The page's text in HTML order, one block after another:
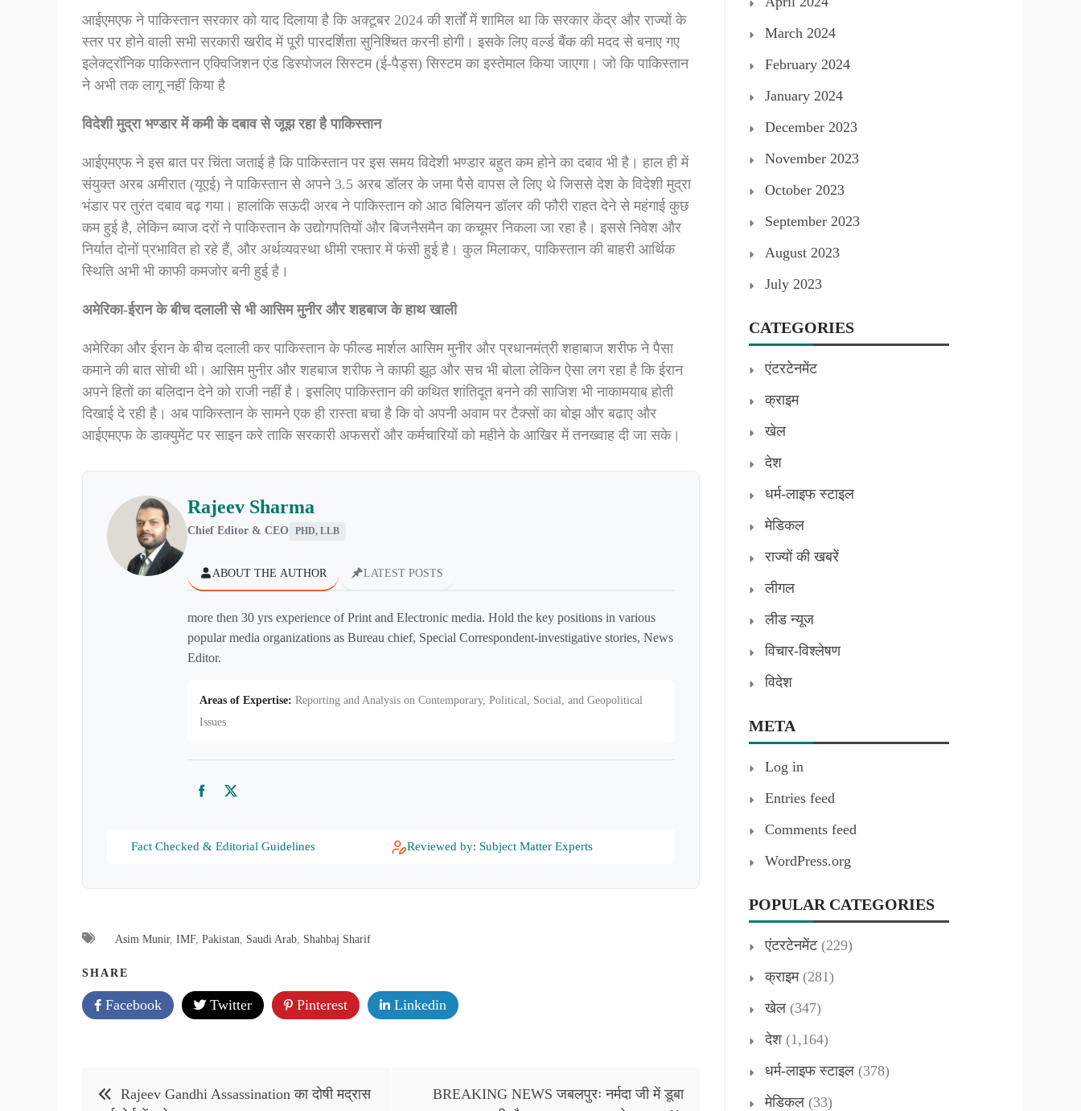
आईएमएफ ने पाकिस्तान सरकार को याद दिलाया है कि अक्टूबर 2024 की शर्तों में शामिल था कि सरकार केंद्र और राज्यों के
स्तर पर होने वाली सभी सरकारी खरीद में पूरी पारदर्शिता सुनिश्चित करनी होगी। इसके लिए वर्ल्ड बैंक की मदद से बनाए गए
इलेक्ट्रॉनिक पाकिस्तान एक्विजिशन एंड डिस्पोजल सिस्टम (ई-पैड्स) सिस्टम का इस्तेमाल किया जाएगा। जो कि पाकिस्तान
ने अभी तक लागू नहीं किया है
विदेशी मुद्रा भण्डार में कमी के दबाव से जूझ रहा है पाकिस्तान
आईएमएफ ने इस बात पर चिंता जताई है कि पाकिस्तान पर इस समय विदेशी भण्डार बहुत कम होने का दबाव भी है। हाल ही में
संयुक्त अरब अमीरात (यूएई) ने पाकिस्तान से अपने 3.5 अरब डॉलर के जमा पैसे वापस ले लिए थे जिससे देश के विदेशी मुद्रा
भंडार पर तुरंत दबाव बढ़ गया। हालांकि सऊदी अरब ने पाकिस्तान को आठ बिलियन डॉलर की फौरी राहत देने से महंगाई कुछ
कम हुई है, लेकिन ब्याज दरों ने पाकिस्तान के उद्योगपतियों और बिजनैसमैन का कचूमर निकला जा रहा है। इससे निवेश और
निर्यात दोनों प्रभावित हो रहे हैं, और अर्थव्यवस्था धीमी रफ्तार में फंसी हुई है। कुल मिलाकर, पाकिस्तान की बाहरी आर्थिक
स्थिति अभी भी काफी कमजोर बनी हुई है।
अमेरिका-ईरान के बीच दलाली से भी आसिम मुनीर और शहबाज के हाथ खाली
अमेरिका और ईरान के बीच दलाली कर पाकिस्तान के फील्ड मार्शल आसिम मुनीर और प्रधानमंत्री शहाबाज शरीफ ने पैसा
कमाने की बात सोची थी। आसिम मुनीर और शहबाज शरीफ ने काफी झूठ और सच भी बोला लेकिन ऐसा लग रहा है कि ईरान
अपने हितों का बलिदान देने को राजी नहीं है। इसलिए पाकिस्तान की कथित शांतिदूत बनने की साजिश भी नाकामयाब होती
दिखाई दे रही है। अब पाकिस्तान के सामने एक ही रास्ता बचा है कि वो अपनी अवाम पर टैक्सों का बोझ और बढाए और
आईएमएफ के डाक्युमेंट पर साइन करे ताकि सरकारी अफसरों और कर्मचारियों को महीने के आखिर में तनख्वाह दी जा सके।
Rajeev Sharma
Chief Editor & CEO PHD, LLB
ABOUT THE AUTHOR LATEST POSTS
more then 30 yrs experience of Print and Electronic media. Hold the key positions in various
popular media organizations as Bureau chief, Special Correspondent-investigative stories, News
Editor.
Areas of Expertise: Reporting and Analysis on Contemporary, Political, Social, and Geopolitical
Issues
FacebookTwitter
Fact Checked & Editorial Guidelines Reviewed by: Subject Matter Experts
Asim Munir, IMF, Pakistan, Saudi Arab, Shahbaj Sharif
SHARE
Facebook Twitter Pinterest Linkedin
Post Rajeev Gandhi Assassination का दोषी मद्रास
BREAKING NEWS जबलपुरः नर्मदा जी में डूबा
March 2024
February 2024
January 2024
December 2023
November 2023
October 2023
September 2023
August 2023
July 2023
CATEGORIES
एंटरटेनमेंट
क्राइम
खेल
देश
धर्म-लाइफ स्टाइल
मेडिकल
राज्यों की खबरें
लीगल
लीड न्यूज
विचार-विश्लेषण
विदेश
META
Log in
Entries feed
Comments feed
WordPress.org
POPULAR CATEGORIES
एंटरटेनमेंट(229)
क्राइम(281)
खेल (347)
देश (1,164)
धर्म-लाइफ स्टाइल (378)
मेडिकल (33)